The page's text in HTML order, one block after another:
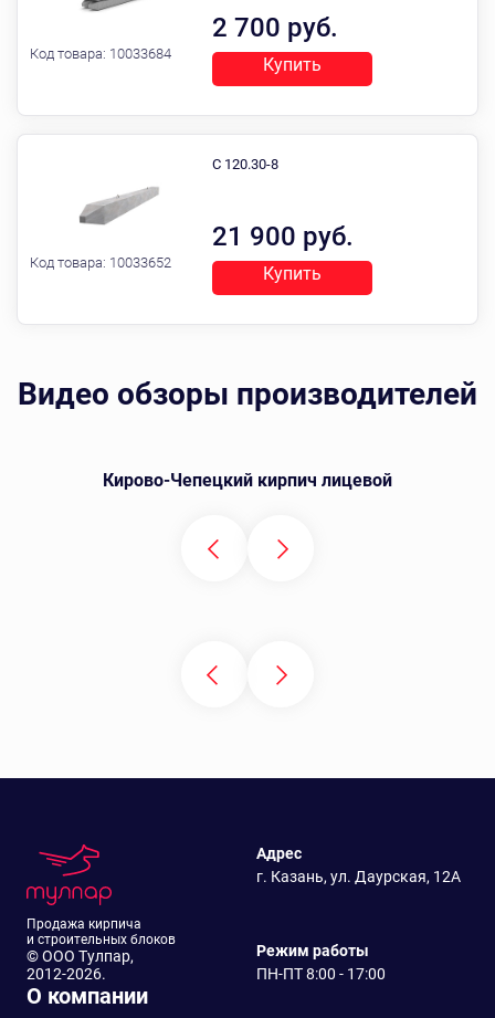
Код товара: 10033684
2 700 руб.
Купить
Код товара: 10033652
21 900 руб.
С 120.30-8
Купить
Видео обзоры производителей
Кирово-Чепецкий кирпич лицевой
Продажа кирпича
и строительных блоков
© ООО Тулпар,
2012-2026.
Адрес
г. Казань, ул. Даурская, 12А
Режим работы
ПН-ПТ 8:00 - 17:00
О компании